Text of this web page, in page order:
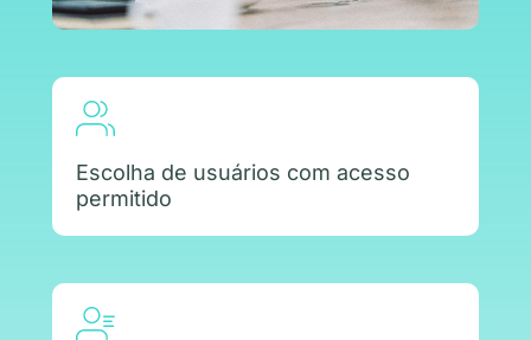
Escolha de usuários com acesso
permitido